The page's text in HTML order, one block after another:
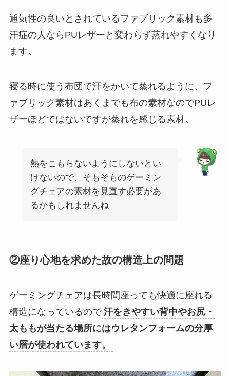
通気性の良いとされているファブリック素材も多
汗症の人ならPUレザーと変わらず蒸れやすくなり
ます。
寝る時に使う布団で汗をかいて蒸れるように、フ
ァブリック素材はあくまでも布の素材なのでPUレ
ザーほどではないですが蒸れを感じる素材。
熱をこもらないようにしないとい
けないので、そもそものゲーミン
グチェアの素材を見直す必要があ
るかもしれませんね
②座り心地を求めた故の構造上の問題
ゲーミングチェアは長時間座っても快適に座れる
構造になっているので 汗をきやすい背中やお尻・
太ももが当たる場所にはウレタンフォームの分厚
い層が使われています。